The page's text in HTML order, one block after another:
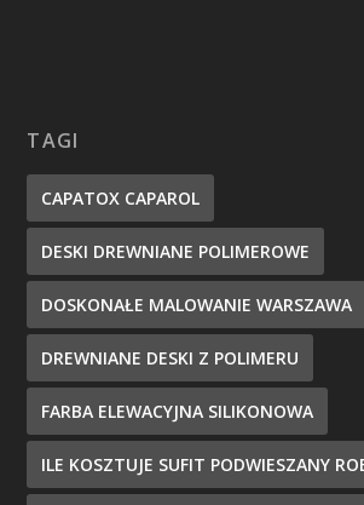
TAGI
CAPATOX CAPAROL
DESKI DREWNIANE POLIMEROWE
DOSKONAŁE MALOWANIE WARSZAWA
DREWNIANE DESKI Z POLIMERU
FARBA ELEWACYJNA SILIKONOWA
ILE KOSZTUJE SUFIT PODWIESZANY